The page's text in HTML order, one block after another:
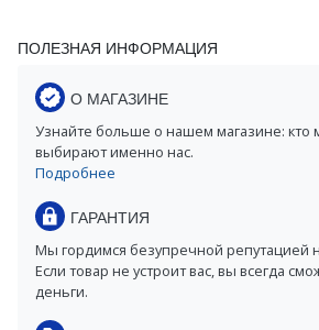
ПОЛЕЗНАЯ ИНФОРМАЦИЯ
О МАГАЗИНЕ
Узнайте больше о нашем магазине: кто
выбирают именно нас.
Подробнее
ГАРАНТИЯ
Мы гордимся безупречной репутацией
Если товар не устроит вас, вы всегда
деньги.